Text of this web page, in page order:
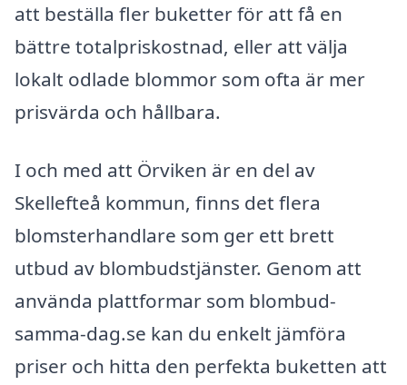
att beställa fler buketter för att få en
bättre totalpriskostnad, eller att välja
lokalt odlade blommor som ofta är mer
prisvärda och hållbara.
I och med att Örviken är en del av
Skellefteå kommun, finns det flera
blomsterhandlare som ger ett brett
utbud av blombudstjänster. Genom att
använda plattformar som blombud-
samma-dag.se kan du enkelt jämföra
priser och hitta den perfekta buketten att